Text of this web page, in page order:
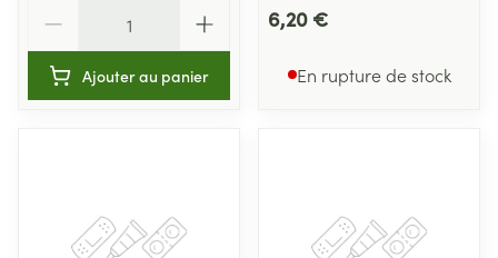
Ajouter au panier
6,20 €
En rupture de stock